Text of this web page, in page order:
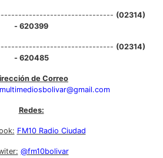
(02314)
- 620399
(02314)
- 620485
de Correo
multimediosbolivar@gmail.com
Redes:
FM10 Radio Ciudad
@fm10bolivar